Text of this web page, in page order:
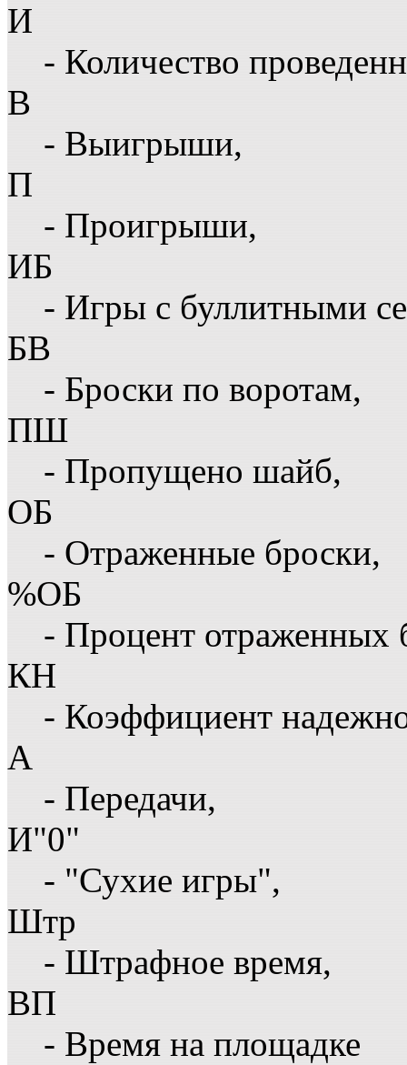
И
- Количество
В
- Выигрыши,
П
- Проигрыши,
ИБ
- Игры с буллитными
БВ
- Броски по воротам,
ПШ
- Пропущено шайб,
ОБ
- Отраженные броски,
%ОБ
- Процент отраженных
КН
- Коэффициент
А
- Передачи,
И"0"
- "Сухие игры",
Штр
- Штрафное время,
ВП
- Время на площадке